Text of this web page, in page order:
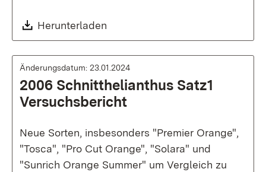
Download:
Herunterladen
Änderungsdatum: 23.01.2024
2006 Schnitthelianthus Satz1
Versuchsbericht
Neue Sorten, insbesonders "Premier Orange",
"Tosca", "Pro Cut Orange", "Solara" und
"Sunrich Orange Summer" um Vergleich zu